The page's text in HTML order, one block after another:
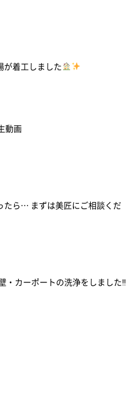
が着工しました
動画
たら… まずは美匠にご相談くだ
・カーポートの洗浄をしました‼